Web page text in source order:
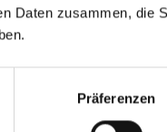
Daten zusammen, die
Präferenzen